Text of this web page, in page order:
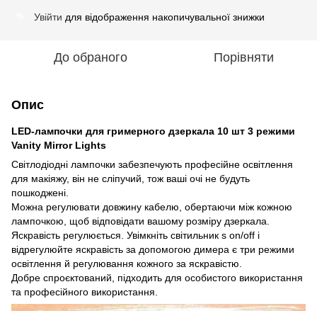
Увійти для відображення накопичувальної знижки
До обраного Порівняти
Опис
LED-лампочки для гримерного дзеркала 10 шт 3 режими
Vanity Mirror Lights
Світлодіодні лампочки забезпечують професійне освітлення
для макіяжу, він не сліпучий, тож ваші очі не будуть
пошкоджені.
Можна регулювати довжину кабелю, обертаючи між кожною
лампочкою, щоб відповідати вашому розміру дзеркала.
Яскравість регулюється. Увімкніть світильник s on/off і
відрегулюйте яскравість за допомогою димера є три режими
освітлення й регулювання кожного за яскравістю.
Добре спроєктований, підходить для особистого використання
та професійного використання.